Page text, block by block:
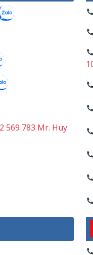
569 783 Mr. Huy